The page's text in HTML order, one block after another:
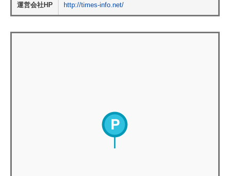
運営会社HP http://times-info.net/